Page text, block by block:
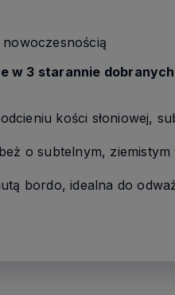
w 3 starannie
kości słoniowej,
o subtelnym,
bordo, idealna do